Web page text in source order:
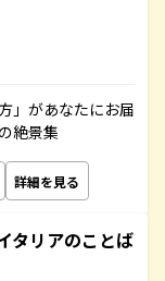
」があなたにお届
絶景集
詳細を見る
タリアのことば